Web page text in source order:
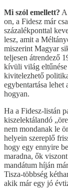
Mi szól emellett?
on, a Fidesz már
százalékponttal
lesz, amit a
miszerint Magyar
teljesen átrendező
kívüli világ
kivitelezhető
egybentartása lehet
hogyan.
Ha a Fidesz-listán
kiszelektálandó
nem mondanak le
helyein szereplő
hogy egy ennyire
maradna, ők
mandátum híján
Tisza-többség
akik már egy jó